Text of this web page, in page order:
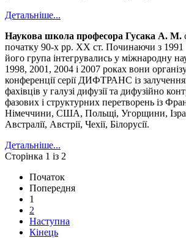
Детальніше...
Наукова школа професора Гусака А. М.
початку 90-х рр. ХХ ст. Починаючи з
його група інтегрувались у міжнародну
1998, 2001, 2004 і 2007 роках вони
конференції серії ДИФТРАНС із
фахівців у галузі дифузії та дифузійно
фазових і структурних перетворень із
Німеччини, США, Польщі, Угорщини,
Австралії, Австрії, Чехії, Білорусії.
Детальніше...
Сторінка 1 із 2
Початок
Попередня
1
2
Наступна
Кінець